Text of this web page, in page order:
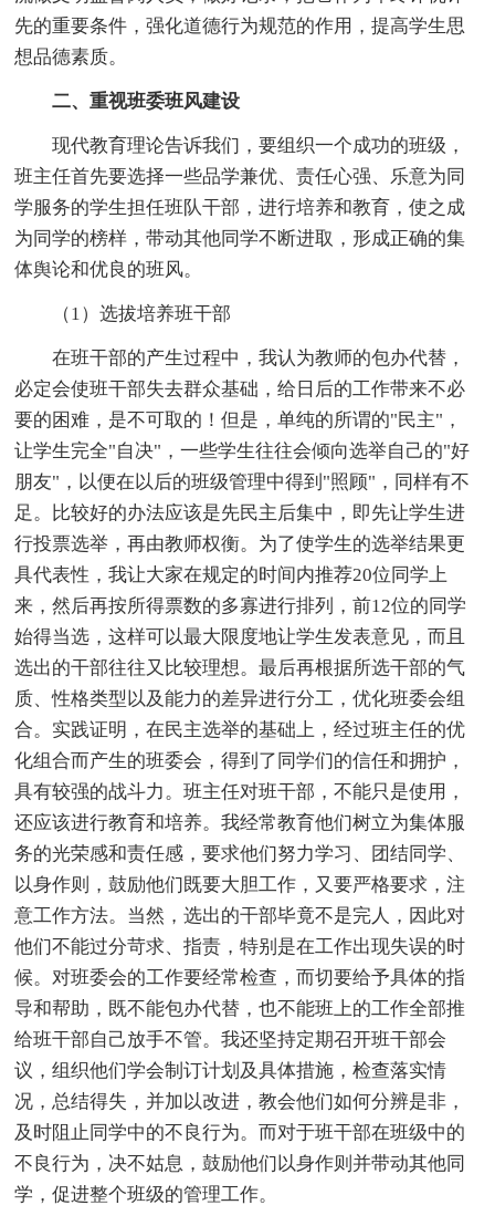
先的重要条件，强化道德行为规范的作用，提高学生思
想品德素质。
二、重视班委班风建设
现代教育理论告诉我们，要组织一个成功的班级，
班主任首先要选择一些品学兼优、责任心强、乐意为同
学服务的学生担任班队干部，进行培养和教育，使之成
为同学的榜样，带动其他同学不断进取，形成正确的集
体舆论和优良的班风。
（1）选拔培养班干部
在班干部的产生过程中，我认为教师的包办代替，
必定会使班干部失去群众基础，给日后的工作带来不必
要的困难，是不可取的！但是，单纯的所谓的"民主"，
让学生完全"自决"，一些学生往往会倾向选举自己的"好
朋友"，以便在以后的班级管理中得到"照顾"，同样有不
足。比较好的办法应该是先民主后集中，即先让学生进
行投票选举，再由教师权衡。为了使学生的选举结果更
具代表性，我让大家在规定的时间内推荐20位同学上
来，然后再按所得票数的多寡进行排列，前12位的同学
始得当选，这样可以最大限度地让学生发表意见，而且
选出的干部往往又比较理想。最后再根据所选干部的气
质、性格类型以及能力的差异进行分工，优化班委会组
合。实践证明，在民主选举的基础上，经过班主任的优
化组合而产生的班委会，得到了同学们的信任和拥护，
具有较强的战斗力。班主任对班干部，不能只是使用，
还应该进行教育和培养。我经常教育他们树立为集体服
务的光荣感和责任感，要求他们努力学习、团结同学、
以身作则，鼓励他们既要大胆工作，又要严格要求，注
意工作方法。当然，选出的干部毕竟不是完人，因此对
他们不能过分苛求、指责，特别是在工作出现失误的时
候。对班委会的工作要经常检查，而切要给予具体的指
导和帮助，既不能包办代替，也不能班上的工作全部推
给班干部自己放手不管。我还坚持定期召开班干部会
议，组织他们学会制订计划及具体措施，检查落实情
况，总结得失，并加以改进，教会他们如何分辨是非，
及时阻止同学中的不良行为。而对于班干部在班级中的
不良行为，决不姑息，鼓励他们以身作则并带动其他同
学，促进整个班级的管理工作。